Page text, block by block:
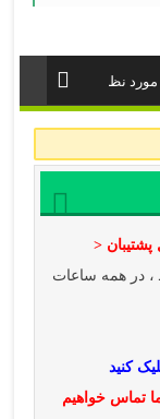
پشتیبان <
، در همه ساعات
کنید
تماس خواهیم